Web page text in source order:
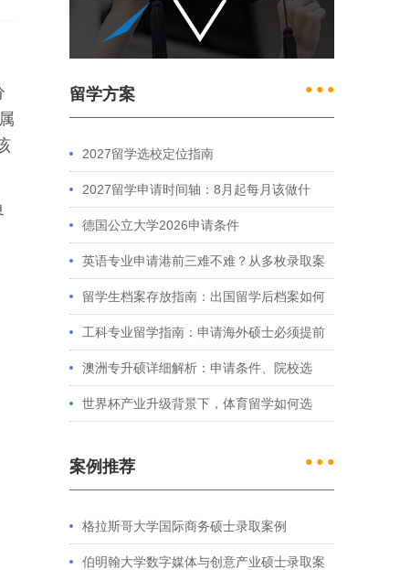
留学方案 ● ● ●
2027留学选校定位指南
2027留学申请时间轴：8月起每月该做什
么？英、美、澳、港申请全攻略
德国公立大学2026申请条件
英语专业申请港前三难不难？从多枚录取案
例看港大、港中文申请要求
留学生档案存放指南：出国留学后档案如何
处理？留学服务中心常见问题解答
工科专业留学指南：申请海外硕士必须提前
准备的4件事
澳洲专升硕详细解析：申请条件、院校选
择、学制费用全介绍
世界杯产业升级背景下，体育留学如何选
案例推荐 ● ● ●
格拉斯哥大学国际商务硕士录取案例
伯明翰大学数字媒体与创意产业硕士录取案